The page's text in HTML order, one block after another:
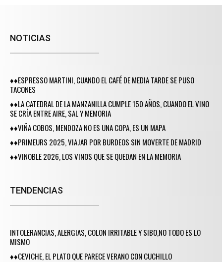
NOTICIAS
♦♦ESPRESSO MARTINI, CUANDO EL CAFÉ DE MEDIA TARDE SE PUSO
TACONES
♦♦LA CATEDRAL DE LA MANZANILLA CUMPLE 150 AÑOS, CUANDO EL VINO
SE CRÍA ENTRE AIRE, SAL Y MEMORIA
♦♦VIÑA COBOS, MENDOZA NO ES UNA COPA, ES UN MAPA
♦♦PRIMEURS 2025, VIAJAR POR BURDEOS SIN MOVERTE DE MADRID
♦♦VINOBLE 2026, LOS VINOS QUE SE QUEDAN EN LA MEMORIA
TENDENCIAS
INTOLERANCIAS, ALERGIAS, COLON IRRITABLE Y SIBO,NO TODO ES LO
MISMO
♦♦CEVICHE, EL PLATO QUE PARECE VERANO CON CUCHILLO